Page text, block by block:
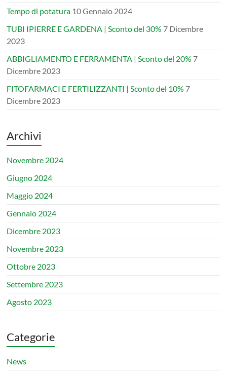
Tempo di potatura 10 Gennaio 2024
TUBI IPIERRE E GARDENA | Sconto del 30% 7 Dicembre
2023
ABBIGLIAMENTO E FERRAMENTA | Sconto del 20% 7
Dicembre 2023
FITOFARMACI E FERTILIZZANTI | Sconto del 10% 7
Dicembre 2023
Archivi
Novembre 2024
Giugno 2024
Maggio 2024
Gennaio 2024
Dicembre 2023
Novembre 2023
Ottobre 2023
Settembre 2023
Agosto 2023
Categorie
News